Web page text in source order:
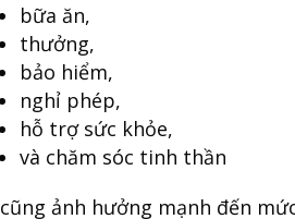
bữa ăn,
thưởng,
bảo hiểm,
nghỉ phép,
hỗ trợ sức khỏe,
và chăm sóc tinh thần
cũng ảnh hưởng mạnh đến